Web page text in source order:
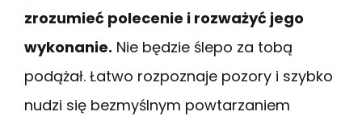
zrozumieć polecenie i rozważyć jego
wykonanie. Nie będzie ślepo za tobą
podążał. Łatwo rozpoznaje pozory i szybko
nudzi się bezmyślnym powtarzaniem